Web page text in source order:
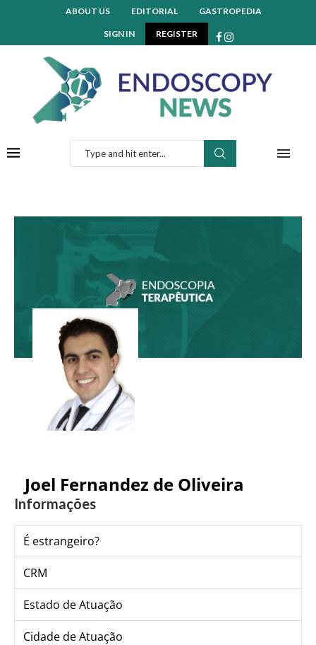
ABOUT US EDITORIAL GASTROPEDIA
SIGN IN REGISTER
Joel Fernandez de Oliveira
Informações
É estrangeiro?
CRM
Estado de Atuação
Cidade de Atuação